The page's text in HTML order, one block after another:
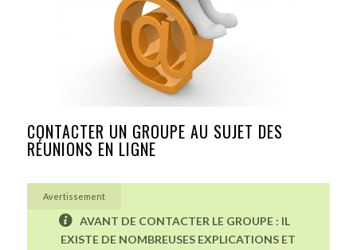
CONTACTER UN GROUPE AU SUJET DES
RÉUNIONS EN LIGNE
Avertissement
AVANT DE CONTACTER LE GROUPE : IL
EXISTE DE NOMBREUSES EXPLICATIONS ET